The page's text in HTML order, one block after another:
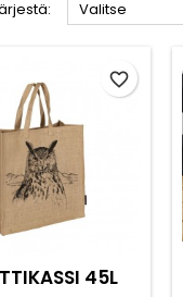
Valitse
45L
favorite_border